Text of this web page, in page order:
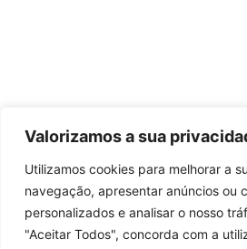
Valorizamos a sua
Utilizamos cookies para melhorar a
navegação, apresentar anúncios ou
personalizados e analisar o nosso
"Aceitar Todos", concorda com a